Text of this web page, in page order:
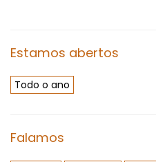
Estamos abertos
Todo o ano
Falamos